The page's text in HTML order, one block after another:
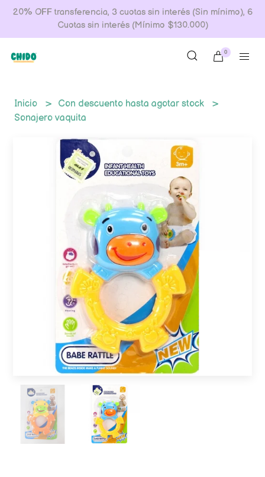
20% OFF transferencia, 3 cuotas sin interés (Sin mínimo), 6
Cuotas sin interés (Mínimo $130.000)
0
Inicio
Con descuento hasta agotar stock
Sonajero vaquita